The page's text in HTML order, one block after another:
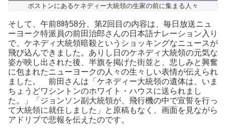
ボストンにあるケネディー大統領の生家の前に集まる人々
そして、午前8時58分、第2回目の内容は、毎日放送ニュ
ーヨーク特派員の前田治郎さんの日本語ナレーション入り
で、ケネディ大統領暗殺というショッキングなニュースが
飛び込んできました。ありし日のケネディ大統領の元気な
姿が映し出された後、半旗を掲げた街並と、悲しみと興奮
に包まれたニューヨークの人々の生々しい表情が伝えられ
ました。 前田さんは「ケネディー大統領の遺体は、いま
ちょうどワシントンのホワイト・ハウスに送られまし
た。」「ジョンソン副大統領が、飛行機の中で宣誓を行っ
て大統領に就任しました」と原稿もなく、画面を見ながら
アドリブで悲報を伝えたのです。